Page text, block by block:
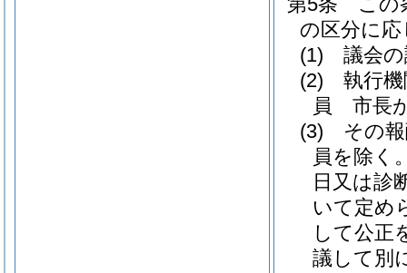
の区分に応
(1)
議会
(2)
執行
員 市長
(3)
その
員を除く
日又は診
いて定め
して公正
議して別